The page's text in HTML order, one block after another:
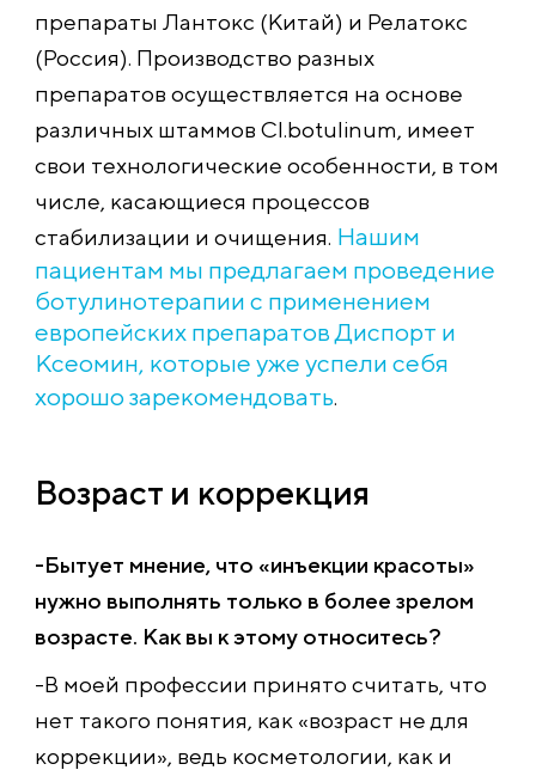
препараты Лантокс (Китай) и Релатокс
(Россия). Производство разных
препаратов осуществляется на основе
различных штаммов Cl.botulinum, имеет
свои технологические особенности, в том
числе, касающиеся процессов
стабилизации и очищения. Нашим
пациентам мы предлагаем проведение
ботулинотерапии с применением
европейских препаратов Диспорт и
Ксеомин, которые уже успели себя
хорошо зарекомендовать.
Возраст и коррекция
-Бытует мнение, что «инъекции красоты»
нужно выполнять только в более зрелом
возрасте. Как вы к этому относитесь?
-В моей профессии принято считать, что
нет такого понятия, как «возраст не для
коррекции», ведь косметологии, как и